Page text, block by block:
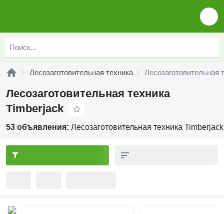
Лесозаготовительная техника Лесозаготовительная
Лесозаготовительная техника
Timberjack
53 объявления: Лесозаготовительная техника Timberjack